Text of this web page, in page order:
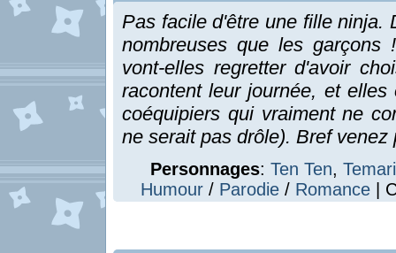
Pas facile d'être une fille ninja.
nombreuses que les garçons
vont-elles regretter d'avoir
racontent leur journée, et
coéquipiers qui vraiment ne
ne serait pas drôle). Bref
Personnages: Ten Ten, Temari
Humour / Parodie / Romance |